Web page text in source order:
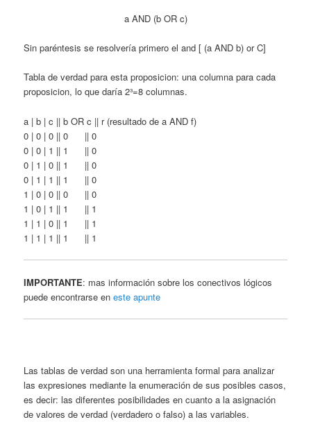
a AND (b OR c)
Sin paréntesis se resolvería primero el and [ (a AND b) or C]
Tabla de verdad para esta proposicion: una columna para cada
proposicion, lo que daría 2³=8 columnas.
a | b | c || b OR c || r (resultado de a AND f)
0 | 0 | 0 || 0 || 0
0 | 0 | 1 || 1 || 0
0 | 1 | 0 || 1 || 0
0 | 1 | 1 || 1 || 0
1 | 0 | 0 || 0 || 0
1 | 0 | 1 || 1 || 1
1 | 1 | 0 || 1 || 1
1 | 1 | 1 || 1 || 1
IMPORTANTE: mas información sobre los conectivos lógicos
puede encontrarse eneste apunte
Las tablas de verdad son una herramienta formal para analizar
las expresiones mediante la enumeración de sus posibles casos,
es decir: las diferentes posibilidades en cuanto a la asignación
de valores de verdad (verdadero o falso) a las variables.